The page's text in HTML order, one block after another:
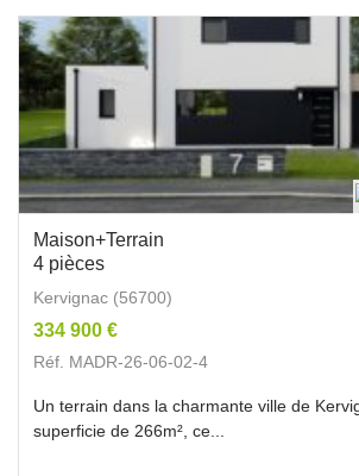
Maison+Terrain
4 pièces
Kervignac (56700)
334 900 €
Réf. MADR-26-06-02-4
Un terrain dans la charmante ville de
superficie de 266m², ce...